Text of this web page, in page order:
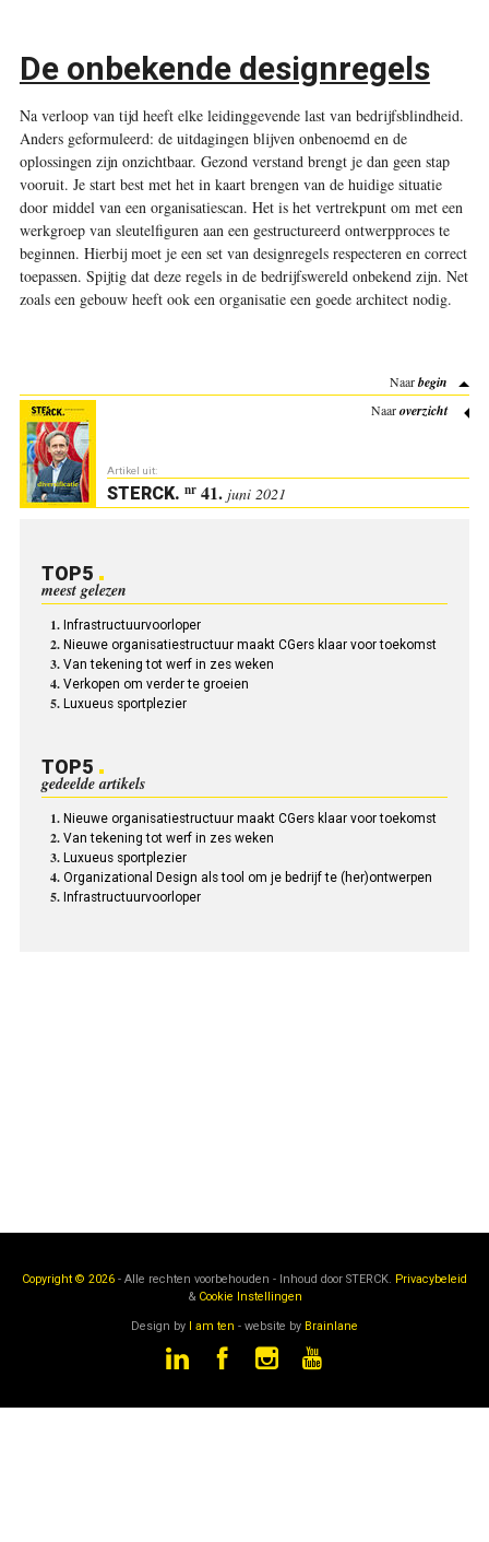
De onbekende designregels
Na verloop van tijd heeft elke leidinggevende last van bedrijfsblindheid.
Anders geformuleerd: de uitdagingen blijven onbenoemd en de
oplossingen zijn onzichtbaar. Gezond verstand brengt je dan geen stap
vooruit. Je start best met het in kaart brengen van de huidige situatie
door middel van een organisatiescan. Het is het vertrekpunt om met een
werkgroep van sleutelfiguren aan een gestructureerd ontwerpproces te
beginnen. Hierbij moet je een set van designregels respecteren en correct
toepassen. Spijtig dat deze regels in de bedrijfswereld onbekend zijn. Net
zoals een gebouw heeft ook een organisatie een goede architect nodig.
Naarbegin
Naaroverzicht
Artikel uit:
STERCK. nr41. juni 2021
TOP5
meest gelezen
Infrastructuurvoorloper
Nieuwe organisatiestructuur maakt CGers klaar voor toekomst
Van tekening tot werf in zes weken
Verkopen om verder te groeien
Luxueus sportplezier
TOP5
gedeelde artikels
Nieuwe organisatiestructuur maakt CGers klaar voor toekomst
Van tekening tot werf in zes weken
Luxueus sportplezier
Organizational Design als tool om je bedrijf te (her)ontwerpen
Infrastructuurvoorloper
Copyright © 2026 - Alle rechten voorbehouden - Inhoud door STERCK. Privacybeleid
& Cookie Instellingen
Design by I am ten - website by Brainlane